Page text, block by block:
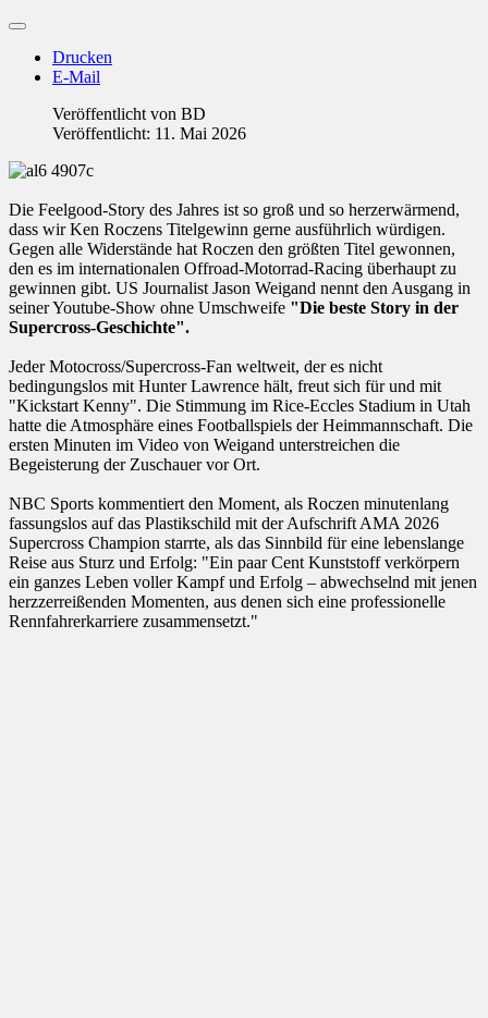
Drucken
E-Mail
Veröffentlicht von BD
Veröffentlicht: 11. Mai 2026
Die Feelgood-Story des Jahres ist so groß und so herzerwärmend,
dass wir Ken Roczens Titelgewinn gerne ausführlich würdigen.
Gegen alle Widerstände hat Roczen den größten Titel gewonnen,
den es im internationalen Offroad-Motorrad-Racing überhaupt zu
gewinnen gibt. US Journalist Jason Weigand nennt den Ausgang in
seiner Youtube-Show ohne Umschweife "Die beste Story in der
Supercross-Geschichte".
Jeder Motocross/Supercross-Fan weltweit, der es nicht
bedingungslos mit Hunter Lawrence hält, freut sich für und mit
"Kickstart Kenny". Die Stimmung im Rice-Eccles Stadium in Utah
hatte die Atmosphäre eines Footballspiels der Heimmannschaft. Die
ersten Minuten im Video von Weigand unterstreichen die
Begeisterung der Zuschauer vor Ort.
NBC Sports kommentiert den Moment, als Roczen minutenlang
fassungslos auf das Plastikschild mit der Aufschrift AMA 2026
Supercross Champion starrte, als das Sinnbild für eine lebenslange
Reise aus Sturz und Erfolg: "Ein paar Cent Kunststoff verkörpern
ein ganzes Leben voller Kampf und Erfolg – ​​abwechselnd mit jenen
herzzerreißenden Momenten, aus denen sich eine professionelle
Rennfahrerkarriere zusammensetzt."